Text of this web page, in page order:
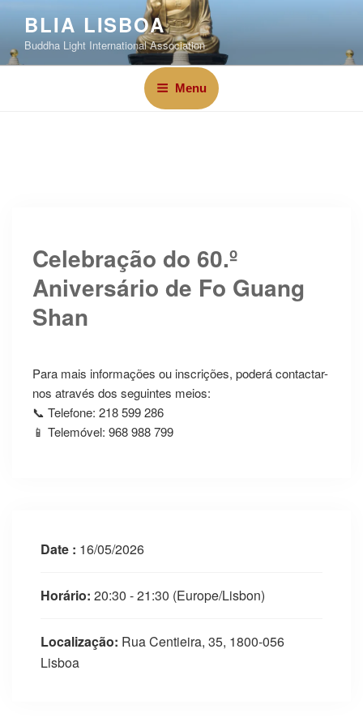
BLIA LISBOA
Buddha Light International Association
Menu
Celebração do 60.º
Aniversário de Fo Guang
Shan
Para mais informações ou inscrições, poderá contactar-
nos através dos seguintes meios:
📞 Telefone: 218 599 286
📱 Telemóvel: 968 988 799
Date : 16/05/2026
Horário: 20:30 - 21:30 (Europe/Lisbon)
Localização: Rua Centieira, 35, 1800-056
Lisboa